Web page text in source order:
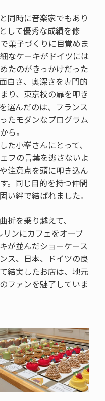
同時に音楽家でもあり
して優秀な成績を修
菓子づくりに目覚めま
なケーキがドイツには
たのがきっかけだった
白さ、奥深さを専門的
り、東京校の扉を叩き
選んだのは、フランス
たモダンなプログラム
ら。
た小峯さんにとって、
フの言葉を逃さないよ
注意点を頭に叩き込ん
。同じ目的を持つ仲間
い絆で結ばれました。
折を乗り越えて、
ンにカフェをオープ
が並んだショーケース
ス、日本、ドイツの良
結実したお店は、地元
ファンを魅了していま